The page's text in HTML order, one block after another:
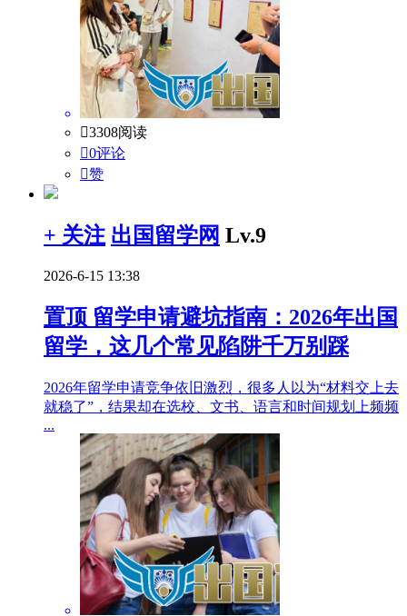
3308阅读
0评论
赞
+ 关注 出国留学网 Lv.9
2026-6-15 13:38
置顶 留学申请避坑指南：2026年出国
留学，这几个常见陷阱千万别踩
2026年留学申请竞争依旧激烈，很多人以为“材料交上去
就稳了”，结果却在选校、文书、语言和时间规划上频频
...